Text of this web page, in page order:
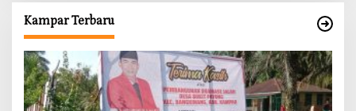
Kampar Terbaru